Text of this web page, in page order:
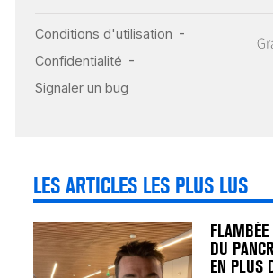
LES ARTICLES LES PLUS LUS
FLAMBÉE
DU
EN PLUS